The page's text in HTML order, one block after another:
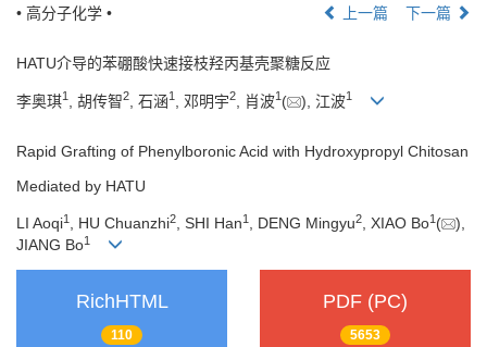
• 高分子化学 •
上一篇 下一篇
HATU介导的苯硼酸快速接枝羟丙基壳聚糖反应
李奥琪1 , 胡传智2 , 石涵1 , 邓明宇2 , 肖波1( ), 江波1
Rapid Grafting of Phenylboronic Acid with Hydroxypropyl Chitosan
Mediated by HATU
LI Aoqi1 , HU Chuanzhi2 , SHI Han1 , DENG Mingyu2 , XIAO Bo1 (
),
JIANG Bo1
RichHTML
110
PDF (PC)
5653